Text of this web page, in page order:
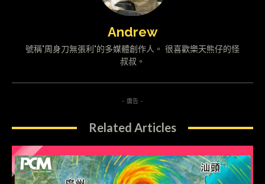
Andrew
號稱"周身刀無張利"的多媒體創作人。 很喜歡樂天熊仔的怪
叔叔。
- 廣告 -
Related Articles